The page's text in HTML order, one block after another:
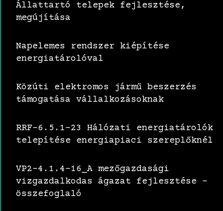
Állattartó telepek fejlesztése,
megújítása
Napelemes rendszer kiépítése
energiatárolóval
Közúti elektromos jármű beszerzés
támogatása vállalkozásoknak
RRF-6.5.1-23 Hálózati energiatárolók
telepítése energiapiaci szereplőknél
VP2-4.1.4-16_A mezőgazdasági
vizgazdalkodas ágazat fejlesztése –
összefoglaló